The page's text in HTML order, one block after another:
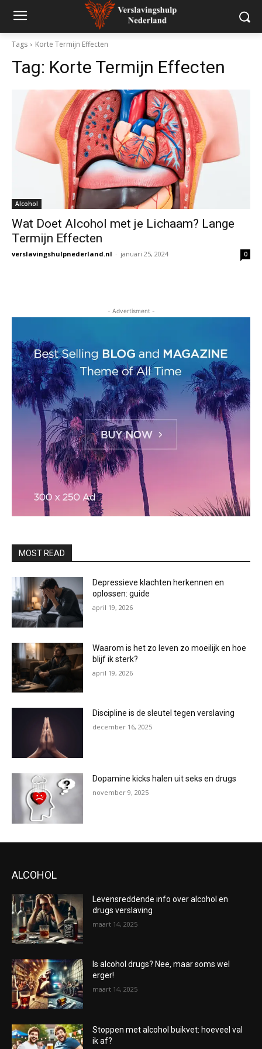
Tags Korte Termijn Effecten
Tag: Korte Termijn Effecten
Alcohol
Wat Doet Alcohol met je Lichaam? Lange
Termijn Effecten
verslavingshulpnederland.nl - januari 25, 2024 0
- Advertisment -
MOST READ
Depressieve klachten herkennen en
oplossen: guide
april 19, 2026
Waarom is het zo leven zo moeilijk en hoe
blijf ik sterk?
april 19, 2026
Discipline is de sleutel tegen verslaving
december 16, 2025
Dopamine kicks halen uit seks en drugs
november 9, 2025
ALCOHOL
Levensreddende info over alcohol en
drugs verslaving
maart 14, 2025
Is alcohol drugs? Nee, maar soms wel
erger!
maart 14, 2025
Stoppen met alcohol buikvet: hoeveel val
ik af?